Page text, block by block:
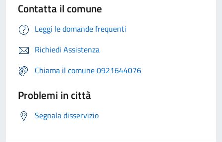
Contatta il comune
Leggi le domande frequenti
Richiedi Assistenza
Chiama il comune 0921644076
Problemi in città
Segnala disservizio